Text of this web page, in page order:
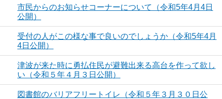
市民からのお知らせコーナーについて（令和5年4月4日
公開）
受付の人がこの様な事で良いのでしょうか（令和5年4月
4日公開）
津波が来た時に勇払住民が避難出来る高台を作って欲し
い（令和５年４月３日公開）
図書館のバリアフリートイレ（令和５年３月３０日公